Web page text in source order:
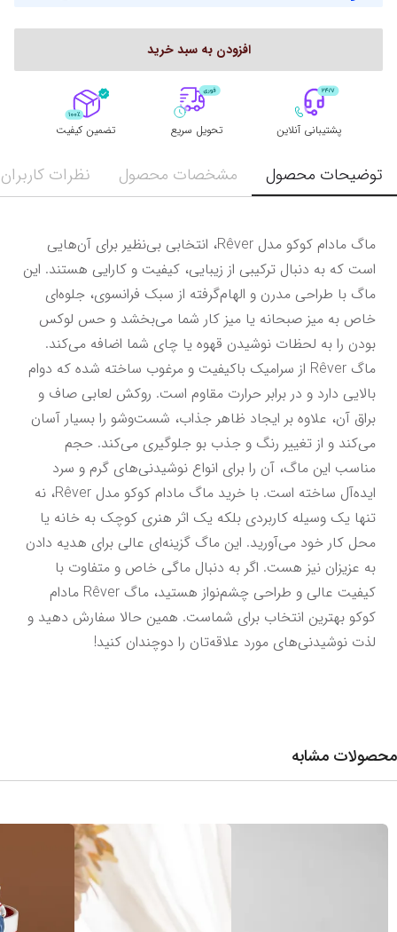
افزودن به سبد خرید
پشتیبانی آنلاین تحویل سریع تضمین کیفیت
توضیحات محصول مشخصات محصول نظرات کاربران
لذت نوشیدنی‌های مورد علاقه‌تان را دوچندان کنید!
محصولات مشابه